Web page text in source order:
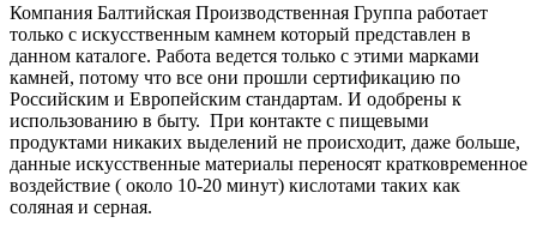
Компания Балтийская Производственная Группа работает
только с искусственным камнем который представлен в
данном каталоге. Работа ведется только с этими марками
камней, потому что все они прошли сертификацию по
Российским и Европейским стандартам. И одобрены к
использованию в быту. При контакте с пищевыми
продуктами никаких выделений не происходит, даже больше,
данные искусственные материалы переносят кратковременное
воздействие ( около 10-20 минут) кислотами таких как
соляная и серная.